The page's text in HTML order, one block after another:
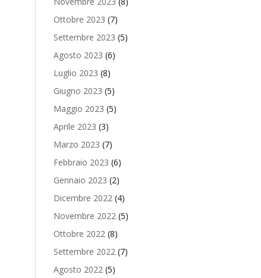
Ottobre 2023 (7)
Settembre 2023 (5)
Agosto 2023 (6)
Luglio 2023 (8)
Giugno 2023 (5)
Maggio 2023 (5)
Aprile 2023 (3)
Marzo 2023 (7)
Febbraio 2023 (6)
Gennaio 2023 (2)
Dicembre 2022(4)
Novembre 2022(5)
Ottobre 2022(8)
Settembre 2022(7)
Agosto 2022(5)